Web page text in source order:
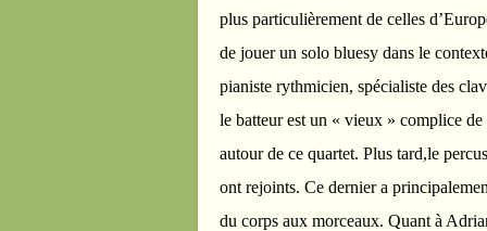
plus particulièrement de celles
de jouer un solo bluesy dans le
pianiste rythmicien, spécialiste des
le batteur est un « vieux » complice
autour de ce quartet. Plus tard,le
ont rejoints. Ce dernier a
du corps aux morceaux. Quant à